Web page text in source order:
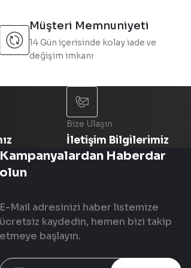
Müşteri Memnuniyeti
14 Gün içerisinde kolay iade ve
değişim imkanı
Bize Ulaşın
İletişim Bilgilerimiz
Kampanyalardan Haberdar
olun
E-Mail adresinizi haber listemize
ücretsiz kaydedin, hemen bizi takip
etmeye başlayın.